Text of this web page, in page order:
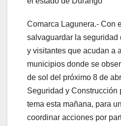
Comarca Lagunera.- Con
salvaguardar la seguridad
y visitantes que acudan a
municipios donde se
de sol del próximo 8 de
Seguridad y Construcción
tema esta mañana, para
coordinar acciones por